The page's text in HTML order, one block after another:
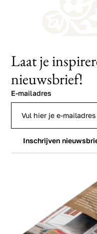
Laat je
nieuwsbrief!
E-mailadres
Inschrijven